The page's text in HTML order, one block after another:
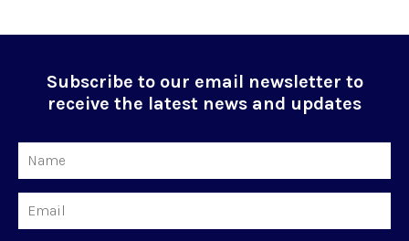
Subscribe to our email newsletter to
receive the latest news and updates